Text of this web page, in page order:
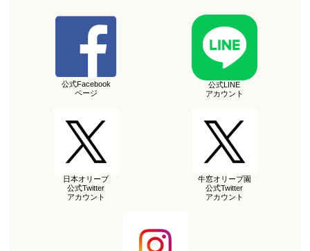
公式Facebook
ページ
公式LINE
アカウント
日本オリーブ
公式Twitter
アカウント
牛窓オリーブ園
公式Twitter
アカウント